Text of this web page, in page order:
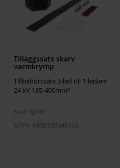
Tilläggssats skarv
varmkrymp
Tillbehörssats 3-led till 1-ledare
24 kV 185-400mm²
Kod: SJE46
GTIN: 6438100346102